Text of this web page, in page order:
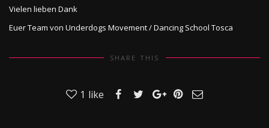
Vielen lieben Dank
Euer Team von Underdogs Movement / Dancing School Tosca
SHARE THIS
1 like